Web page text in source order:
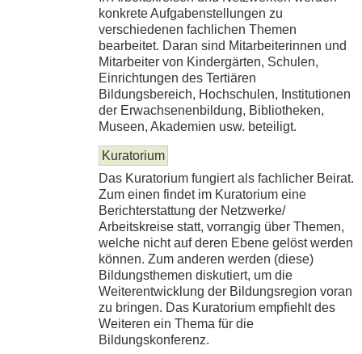
konkrete Aufgabenstellungen zu
verschiedenen fachlichen Themen
bearbeitet. Daran sind Mitarbeiterinnen und
Mitarbeiter von Kindergärten, Schulen,
Einrichtungen des Tertiären
Bildungsbereich, Hochschulen, Institutionen
der Erwachsenenbildung, Bibliotheken,
Museen, Akademien usw. beteiligt.
Kuratorium
Das Kuratorium fungiert als fachlicher Beirat.
Zum einen findet im Kuratorium eine
Berichterstattung der Netzwerke/
Arbeitskreise statt, vorrangig über Themen,
welche nicht auf deren Ebene gelöst werden
können. Zum anderen werden (diese)
Bildungsthemen diskutiert, um die
Weiterentwicklung der Bildungsregion voran
zu bringen. Das Kuratorium empfiehlt des
Weiteren ein Thema für die
Bildungskonferenz.